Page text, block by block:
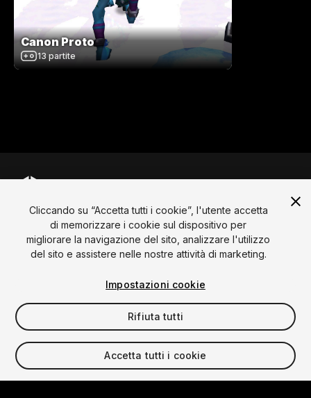
Canon Proto
13 partite
English Français Deutsch Bahasa Indonesia Italiano
Copyright © 2025 Unity Technologies
LegaleInformativa sulla PrivacyCookie
Non vendere le mie informazioni personaliContattaci
Reclamo DSA
Impostazioni dei cookie
Video Privacy Protection
Cliccando su “Accetta tutti i cookie”, l'utente accetta
di memorizzare i cookie sul dispositivo per
migliorare la navigazione del sito, analizzare l'utilizzo
del sito e assistere nelle nostre attività di marketing.
Impostazioni cookie
Rifiuta tutti
Accetta tutti i cookie